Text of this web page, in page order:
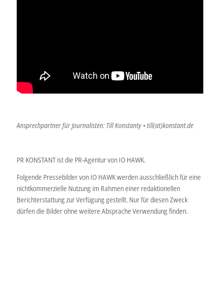
Ansprechpartner für Journalisten: Till Konstanty • till(at)konstant.de
PR KONSTANT ist die PR-Agentur von IO HAWK.
Folgende Pressebilder von IO HAWK werden ausschließlich für eine
nichtkommerzielle Nutzung im Rahmen einer redaktionellen
Berichterstattung zur Verfügung gestellt. Nur für diesen Zweck
dürfen die Bilder ohne weitere Absprache Verwendung finden.